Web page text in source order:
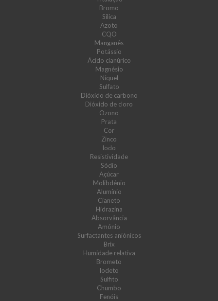
Bromo
Sílica
Azoto
CQO
Manganês
Potássio
Ácido cianúrico
Magnésio
Níquel
Sulfato
Dióxido de carbono
Dióxido de cloro
Ozono
Prata
Cor
Zinco
Iodo
Resistividade
Sódio
Açúcar
Molibdénio
Alumínio
Cianeto
Hidrazina
Absorvância
Amónio
Surfactantes aniónicos
Brix
Humidade relativa
Brometo
Iodeto
Sulfito
Chumbo
Fenóis